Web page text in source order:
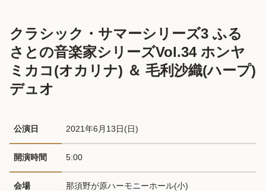
クラシック・サマーシリーズ3 ふる
さとの音楽家シリーズVol.34 ホンヤ
ミカコ(オカリナ) ＆ 毛利沙織(ハープ)
デュオ
公演日 2021年6月13日(日)
開演時間 5:00
会場 那須野が原ハーモニーホール(小)